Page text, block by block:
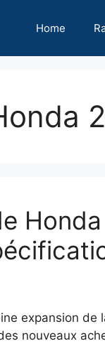
Home
expansion
nouveaux